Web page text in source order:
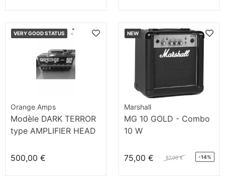
VERY GOOD STATUS
Orange Amps
Modèle DARK TERROR
type AMPLIFIER HEAD
RMS
500,00 €
NEW
Marshall
MG 10 GOLD - Combo
10 W
75,00 € 87,00 € -14%